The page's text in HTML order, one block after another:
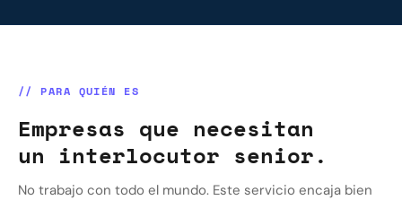
// PARA QUIÉN ES
Empresas que necesitan
un interlocutor senior.
No trabajo con todo el mundo. Este servicio encaja bien